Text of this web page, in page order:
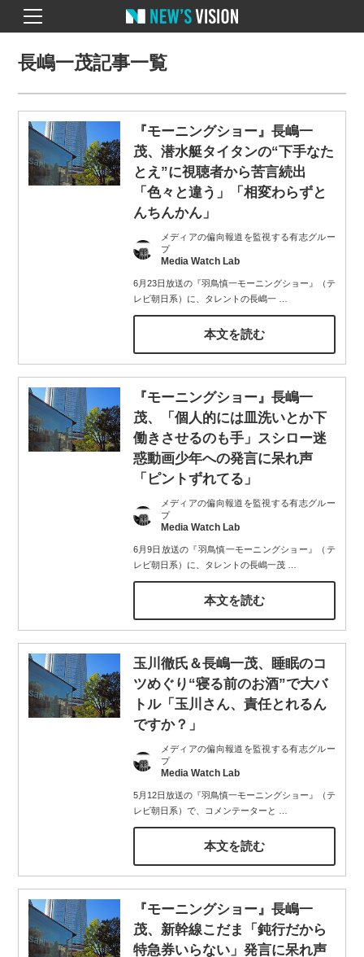
長嶋一茂記事一覧
『モーニングショー』長嶋一
茂、潜水艇タイタンの“下手なた
とえ”に視聴者から苦言続出
「色々と違う」「相変わらずと
んちんかん」
メディアの偏向報道を監視する有志グルー
プ
Media Watch Lab
6月23日放送の『羽鳥慎一モーニングショー』（テ
レビ朝日系）に、タレントの長嶋一…
本文を読む
『モーニングショー』長嶋一
茂、「個人的には皿洗いとか下
働きさせるのも手」スシロー迷
惑動画少年への発言に呆れ声
「ピントずれてる」
メディアの偏向報道を監視する有志グルー
プ
Media Watch Lab
6月9日放送の『羽鳥慎一モーニングショー』（テ
レビ朝日系）に、タレントの長嶋一茂…
本文を読む
玉川徹氏＆長嶋一茂、睡眠のコ
ツめぐり“寝る前のお酒”で大バ
トル「玉川さん、責任とれるん
ですか？」
メディアの偏向報道を監視する有志グルー
プ
Media Watch Lab
5月12日放送の『羽鳥慎一モーニングショー』（テ
レビ朝日系）で、コメンテーターと
本文を読む
『モーニングショー』長嶋一
茂、新幹線こだま「鈍行だから
特急券いらない」発言に呆れ声